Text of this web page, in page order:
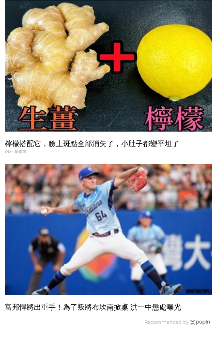
檸檬搭配它，臉上斑點全部消失了，小肚子都變平坦了
PR・新素簡
富邦悍將出重手！為了叛將布坎南掀桌 洪一中懲處曝光
Recommended by